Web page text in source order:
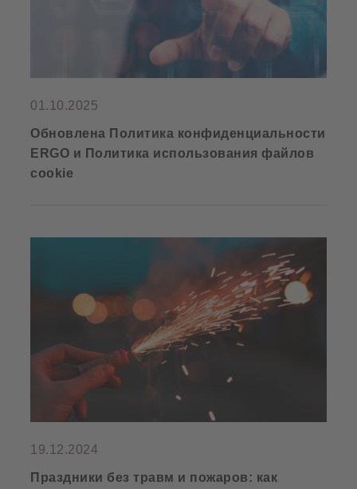
01.10.2025
Обновлена Политика конфиденциальности
ERGO и Политика использования файлов
cookie
19.12.2024
Праздники без травм и пожаров: как